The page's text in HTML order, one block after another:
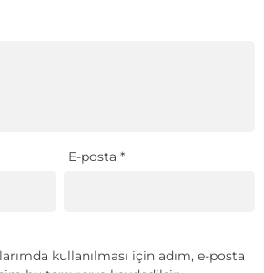
E-posta*
kullanılması için adım, e-posta